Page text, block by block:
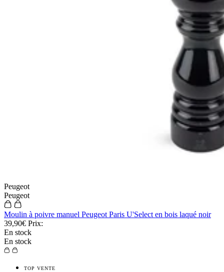
Peugeot
Peugeot
Moulin à poivre manuel Peugeot Paris U'Select en bois laqué noir
39,90€ Prix:
En stock
En stock
TOP VENTE